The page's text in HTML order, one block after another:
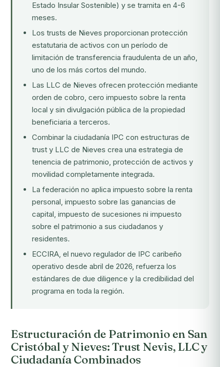
Estado Insular Sostenible) y se tramita en 4-6
meses.
Los trusts de Nieves proporcionan protección
estatutaria de activos con un período de
limitación de transferencia fraudulenta de un año,
uno de los más cortos del mundo.
Las LLC de Nieves ofrecen protección mediante
orden de cobro, cero impuesto sobre la renta
local y sin divulgación pública de la propiedad
beneficiaria a terceros.
Combinar la ciudadanía IPC con estructuras de
trust y LLC de Nieves crea una estrategia de
tenencia de patrimonio, protección de activos y
movilidad completamente integrada.
La federación no aplica impuesto sobre la renta
personal, impuesto sobre las ganancias de
capital, impuesto de sucesiones ni impuesto
sobre el patrimonio a sus ciudadanos y
residentes.
ECCIRA, el nuevo regulador de IPC caribeño
operativo desde abril de 2026, refuerza los
estándares de due diligence y la credibilidad del
programa en toda la región.
Estructuración de Patrimonio en San
Cristóbal y Nieves: Trust Nevis, LLC y
Ciudadanía Combinados